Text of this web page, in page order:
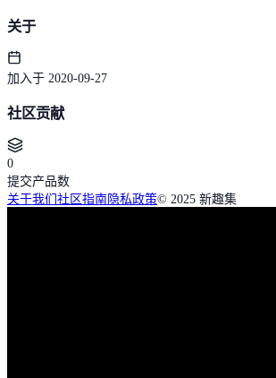
关于
加入于 2020-09-27
社区贡献
0
提交产品数
关于我们 社区指南隐私政策© 2025 新趣集